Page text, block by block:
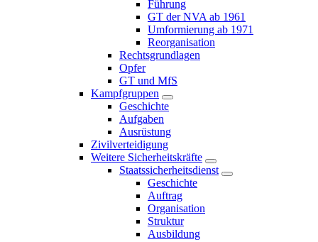
Führung
GT der NVA ab 1961
Umformierung ab 1971
Reorganisation
Rechtsgrundlagen
Opfer
GT und MfS
Kampfgruppen
Geschichte
Aufgaben
Ausrüstung
Zivilverteidigung
Weitere Sicherheitskräfte
Staatssicherheitsdienst
Geschichte
Auftrag
Organisation
Struktur
Ausbildung